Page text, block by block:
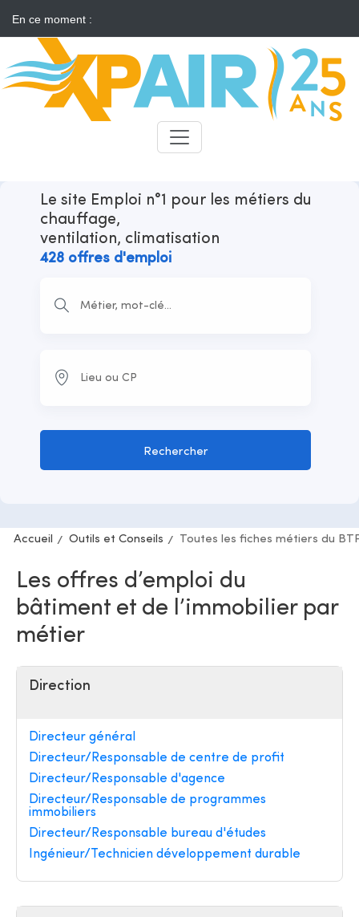
En ce moment :
Solaire : des développeurs s'insurgent contre l'annonce d'appels
d'offres "neutres"
Recruteurs
Le site Emploi n°1 pour les métiers du
chauffage,
ventilation, climatisation
428 offres d'emploi
Rechercher
Accueil Outils et Conseils Toutes les fiches métiers du
Les offres d’emploi du
bâtiment et de l’immobilier par
métier
Direction
Directeur général
Directeur/Responsable de centre de profit
Directeur/Responsable d'agence
Directeur/Responsable de programmes
immobiliers
Directeur/Responsable bureau d'études
Ingénieur/Technicien développement durable